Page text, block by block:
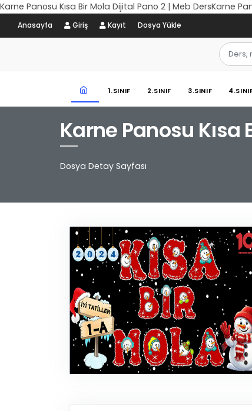
Karne Panosu Kısa Bir Mola Dijital Pano 2 | Meb DersKarne
Anasayfa Giriş Kayıt Dosya Yükle
1.SINIF 2.SINIF 3.SINIF
Karne Panosu
Dosya Detay Sayfası